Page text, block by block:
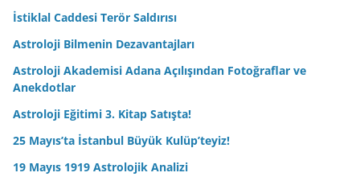
İstiklal Caddesi Terör Saldırısı
Astroloji Bilmenin Dezavantajları
Astroloji Akademisi Adana Açılışından Fotoğraflar ve
Anekdotlar
Astroloji Eğitimi 3. Kitap Satışta!
25 Mayıs’ta İstanbul Büyük Kulüp’teyiz!
19 Mayıs 1919 Astrolojik Analizi